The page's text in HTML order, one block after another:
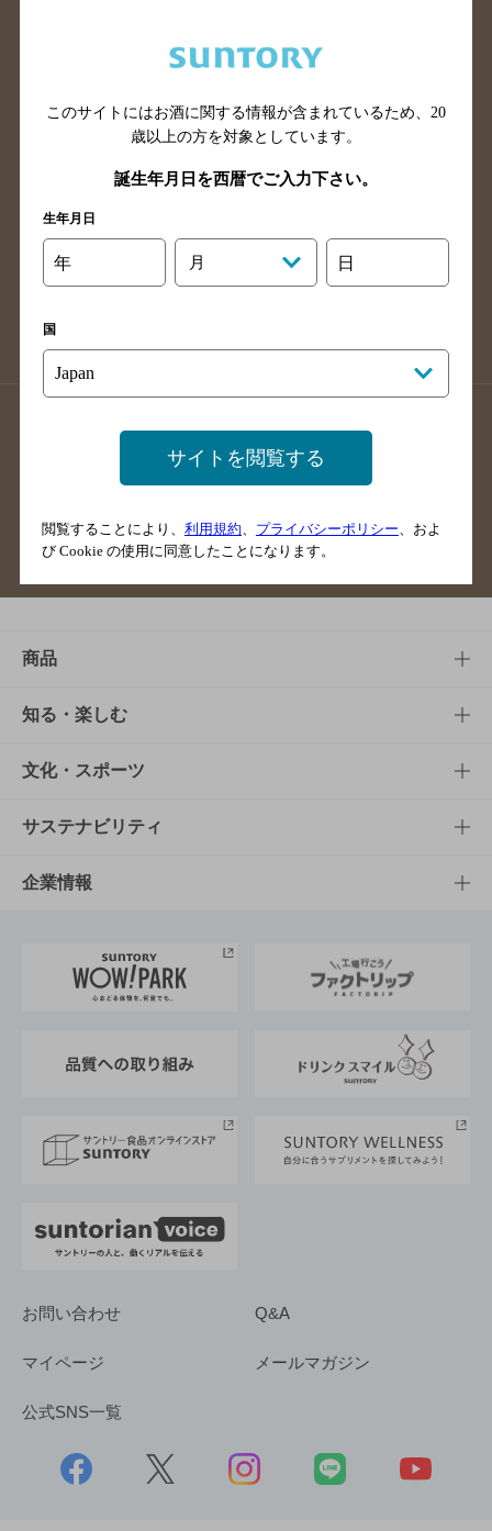
広島県のバー検索
岡山県のバー検索
山口県のバー検索
鳥取県のバー検索
島根県のバー検索
徳島県のバー検索
香川県のバー検索
愛媛県のバー検索
長崎県のバー検索
佐賀県のバー検索
大分県のバー検索
熊本県のバー検索
掲載店舗様ログイン
サイトマップ ご意見・ご感想
商品
商品TOP
商品一覧
商品発売情報
栄養成分一覧
知る・楽しむ
知る・楽しむTOP
キャンペーン
工場見学
地域情報
文化・スポーツ
文化・スポーツTOP
サントリーホール
サントリーサンバーズ大阪
サステナビリティ
サステナビリティTOP
サントリーが考えるサステナビリティ経営
企業情報
企業概要
採用情報
お問い合わせ Q&A
マイページ メールマガジン
公式SNS一覧
このサイトにはお酒に関する情報が含まれているため、 20
歳以上の方を対象としています。
誕生年月日を西暦でご入力下さい。
生年月日
年 月 日
国
サイトを閲覧する
閲覧することにより、 利用規約、 プライバシーポリシー、およ
び Cookie の使用に同意したことになります。